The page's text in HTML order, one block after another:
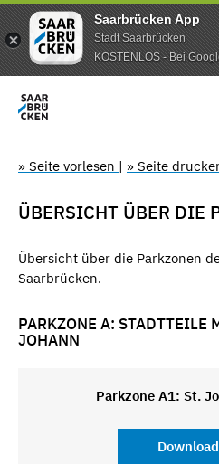
Saarbrücken App
Stadt Saarbrücken
KOSTENLOS - Bei
» Seite vorlesen | » Seite
ÜBERSICHT ÜBER DIE
Übersicht über die Parkzonen
Saarbrücken.
PARKZONE A: STADTTEILE
JOHANN
Parkzone A1: St.
Download